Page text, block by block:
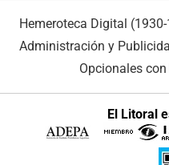
Hemeroteca Digital
Administración y
Opcionales
El Litoral